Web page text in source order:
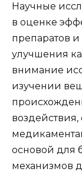
Научные
в оценке
препаратов
улучшения
внимание
изучении
основой для
механизмов